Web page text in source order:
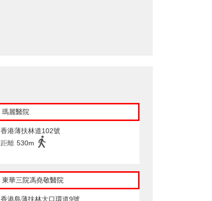
瑪麗醫院
香港薄扶林道102號
距離 530m
東華三院馮堯敬醫院
香港島薄扶林大口環道9號